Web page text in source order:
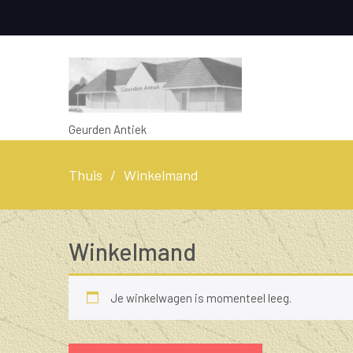
Geurden Antiek
Thuis Winkelmand
Winkelmand
Je winkelwagen is momenteel leeg.